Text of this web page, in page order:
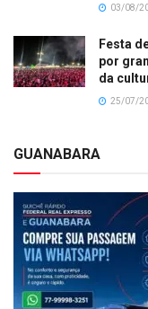
03/08/
Festa
por
da
25/07/
GUANABARA